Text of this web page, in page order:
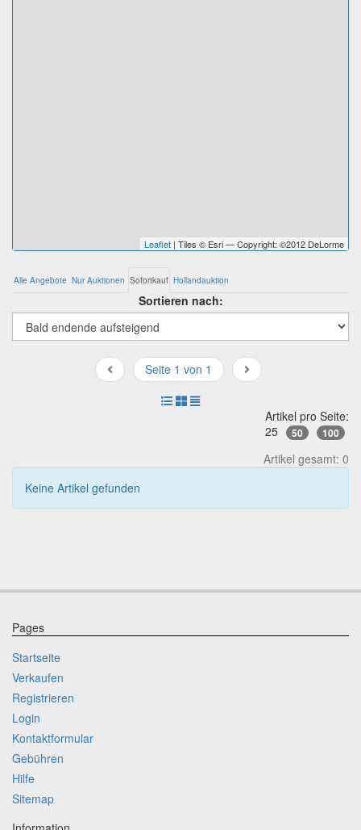
Leaflet | Tiles © Esri — Copyright: ©2012 DeLorme
Alle Angebote Nur Auktionen Sofortkauf Hollandauktion
Sortieren nach:
Seite 1 von 1
Artikel pro Seite:
25
50 100
Artikel gesamt: 0
Keine Artikel gefunden
Pages
Startseite
Verkaufen
Registrieren
Login
Kontaktformular
Gebühren
Hilfe
Sitemap